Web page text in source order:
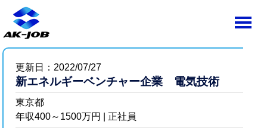
更新日：2022/07/27
新エネルギーベンチャー企業 電気技術
東京都
年収400～1500万円 | 正社員